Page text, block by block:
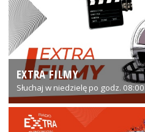
EXTRA FILMY
Słuchaj w niedzielę po godz. 08:00